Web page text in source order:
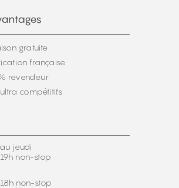
gratuite
française
revendeur
compétitifs
jeudi
non-stop
non-stop